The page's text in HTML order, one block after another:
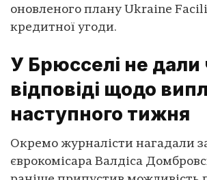
оновленого плану Ukraine
кредитної угоди.
У Брюсселі не дали
відповіді щодо
наступного тижня
Окремо журналісти нагадали
єврокомісара Валдіса